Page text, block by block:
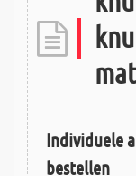
Individuele
bestellen